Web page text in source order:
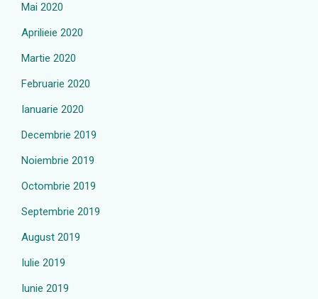
Mai 2020
Aprilieie 2020
Martie 2020
Februarie 2020
Ianuarie 2020
Decembrie 2019
Noiembrie 2019
Octombrie 2019
Septembrie 2019
August 2019
Iulie 2019
Iunie 2019